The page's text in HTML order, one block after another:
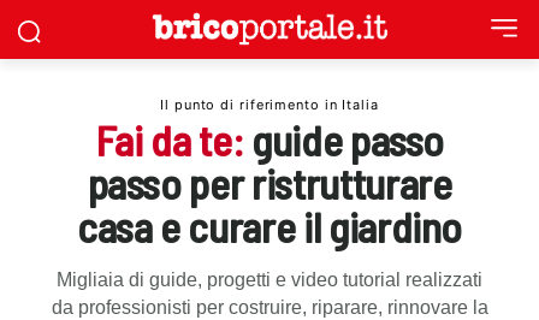
Il punto di riferimento in Italia
Fai da te: guide passo
passo per ristrutturare
casa e curare il giardino
Migliaia di guide, progetti e video tutorial realizzati
da professionisti per costruire, riparare, rinnovare la